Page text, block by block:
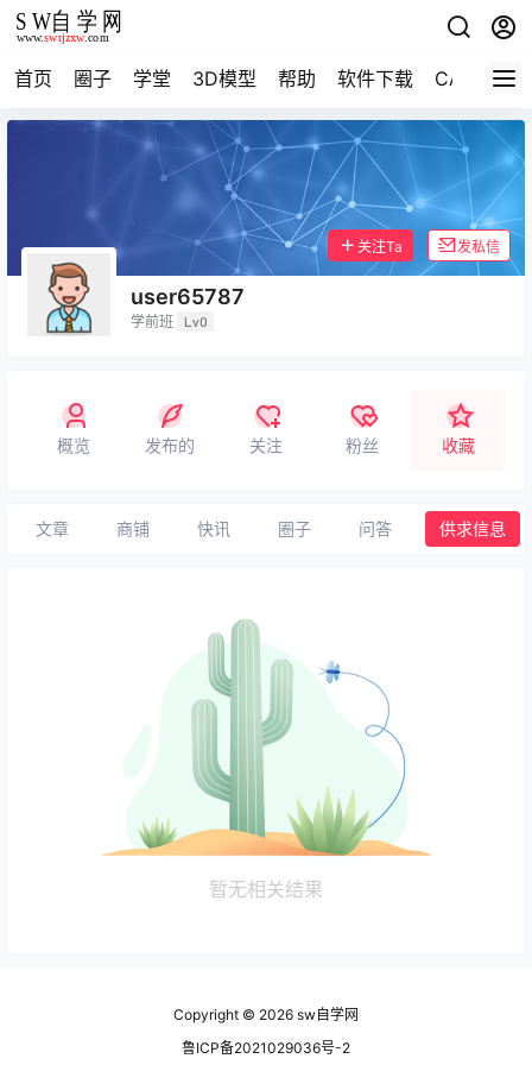
首页 圈子 学堂 3D模型 帮助 软件下载 CAD资料
user65787
学前班 Lv0
关注Ta 发私信
概览 发布的 关注 粉丝 收藏
文章 商铺 快讯 圈子 问答 供求信息
暂无相关结果
Copyright © 2026 sw自学网
鲁ICP备2021029036号-2